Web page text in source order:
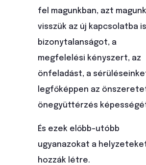
fel magunkban, azt
visszük az új kapcsolatba
bizonytalanságot, a
megfelelési kényszert, az
önfeladást, a
legfőképpen az
önegyüttérzés
És ezek előbb-utóbb
ugyanazokat a
hozzák létre.